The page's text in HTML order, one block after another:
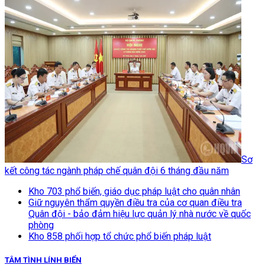
Sơ
kết công tác ngành pháp chế quân đội 6 tháng đầu năm
Kho 703 phổ biến, giáo dục pháp luật cho quân nhân
Giữ nguyên thẩm quyền điều tra của cơ quan điều tra
Quân đội - bảo đảm hiệu lực quản lý nhà nước về quốc
phòng
Kho 858 phối hợp tổ chức phổ biến pháp luật
TÂM TÌNH LÍNH BIỂN